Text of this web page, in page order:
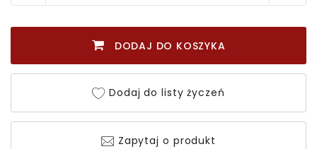
DODAJ DO KOSZYKA
Dodaj do listy życzeń
Zapytaj o produkt